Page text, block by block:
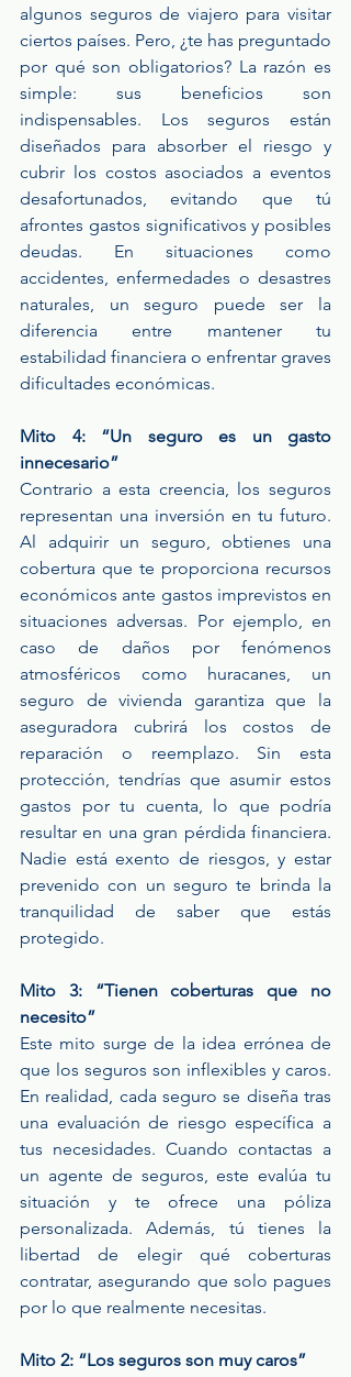
algunos seguros de viajero para visitar
ciertos países. Pero, ¿te has preguntado
por qué son obligatorios? La razón es
simple: sus beneficios son
indispensables. Los seguros están
diseñados para absorber el riesgo y
cubrir los costos asociados a eventos
desafortunados, evitando que tú
afrontes gastos significativos y posibles
deudas. En situaciones como
accidentes, enfermedades o desastres
naturales, un seguro puede ser la
diferencia entre mantener tu
estabilidad financiera o enfrentar graves
dificultades económicas.
Mito 4: “Un seguro es un gasto
innecesario”
Contrario a esta creencia, los seguros
representan una inversión en tu futuro.
Al adquirir un seguro, obtienes una
cobertura que te proporciona recursos
económicos ante gastos imprevistos en
situaciones adversas. Por ejemplo, en
caso de daños por fenómenos
atmosféricos como huracanes, un
seguro de vivienda garantiza que la
aseguradora cubrirá los costos de
reparación o reemplazo. Sin esta
protección, tendrías que asumir estos
gastos por tu cuenta, lo que podría
resultar en una gran pérdida financiera.
Nadie está exento de riesgos, y estar
prevenido con un seguro te brinda la
tranquilidad de saber que estás
protegido.
Mito 3: “Tienen coberturas que no
necesito”
Este mito surge de la idea errónea de
que los seguros son inflexibles y caros.
En realidad, cada seguro se diseña tras
una evaluación de riesgo específica a
tus necesidades. Cuando contactas a
un agente de seguros, este evalúa tu
situación y te ofrece una póliza
personalizada. Además, tú tienes la
libertad de elegir qué coberturas
contratar, asegurando que solo pagues
por lo que realmente necesitas.
Mito 2: “Los seguros son muy caros”